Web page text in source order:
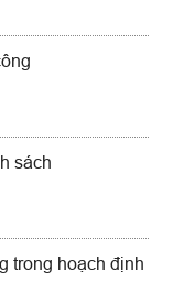
sách
trong hoạch định